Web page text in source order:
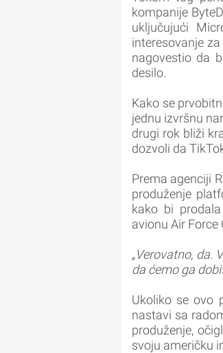
kompanije
uključujući
interesovanje
nagovestio da
desilo.
Kako se
jednu izvršnu
drugi rok bliži
dozvoli da
Prema agenciji
produženje
kako bi
avionu Air Force
„Verovatno, da.
da ćemo ga
Ukoliko se ovo
nastavi sa
produženje,
svoju američku